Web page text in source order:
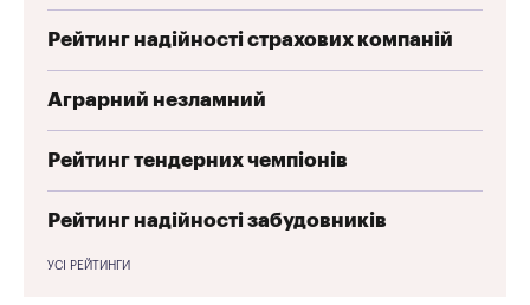
Рейтинг надійності страхових компаній
Аграрний незламний
Рейтинг тендерних чемпіонів
Рейтинг надійності забудовників
УСІ РЕЙТИНГИ